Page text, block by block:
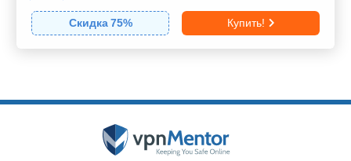
Скидка 75% Купить!